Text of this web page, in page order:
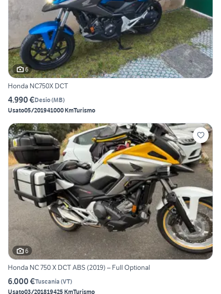
6
Honda NC750X DCT
4.990 €Desio(MB)
Usato05/201941000 KmTurismo
6
Honda NC 750 X DCT ABS (2019) – Full Optional
6.000 €Tuscania (VT)
Usato03/201819425 KmTurismo